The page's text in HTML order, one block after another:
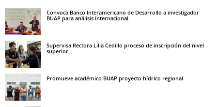
Convoca Banco Interamericano de Desarrollo a investigador
BUAP para análisis internacional
Supervisa Rectora Lilia Cedillo proceso de inscripción del nivel
superior
Promueve académico BUAP proyecto hídrico regional